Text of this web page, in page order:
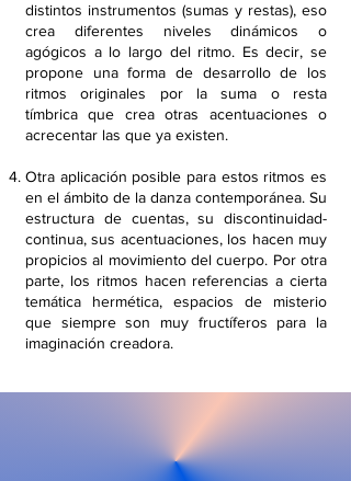
distintos instrumentos (sumas y restas), eso
crea diferentes niveles dinámicos o
agógicos a lo largo del ritmo. Es decir, se
propone una forma de desarrollo de los
ritmos originales por la suma o resta
tímbrica que crea otras acentuaciones o
acrecentar las que ya existen.
Otra aplicación posible para estos ritmos es
en el ámbito de la danza contemporánea. Su
estructura de cuentas, su discontinuidad-
continua, sus acentuaciones, los hacen muy
propicios al movimiento del cuerpo. Por otra
parte, los ritmos hacen referencias a cierta
temática hermética, espacios de misterio
que siempre son muy fructíferos para la
imaginación creadora.